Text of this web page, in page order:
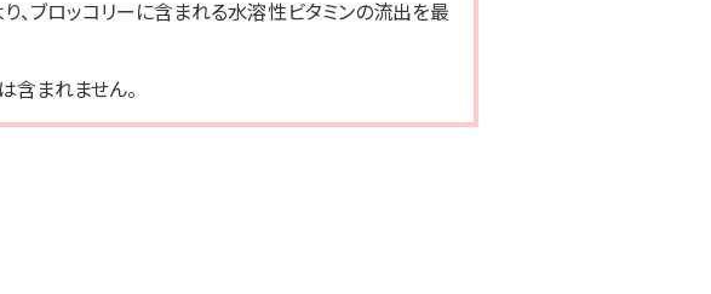
り、ブロッコリーに含まれる水溶性ビタミンの流出を最
含まれません。